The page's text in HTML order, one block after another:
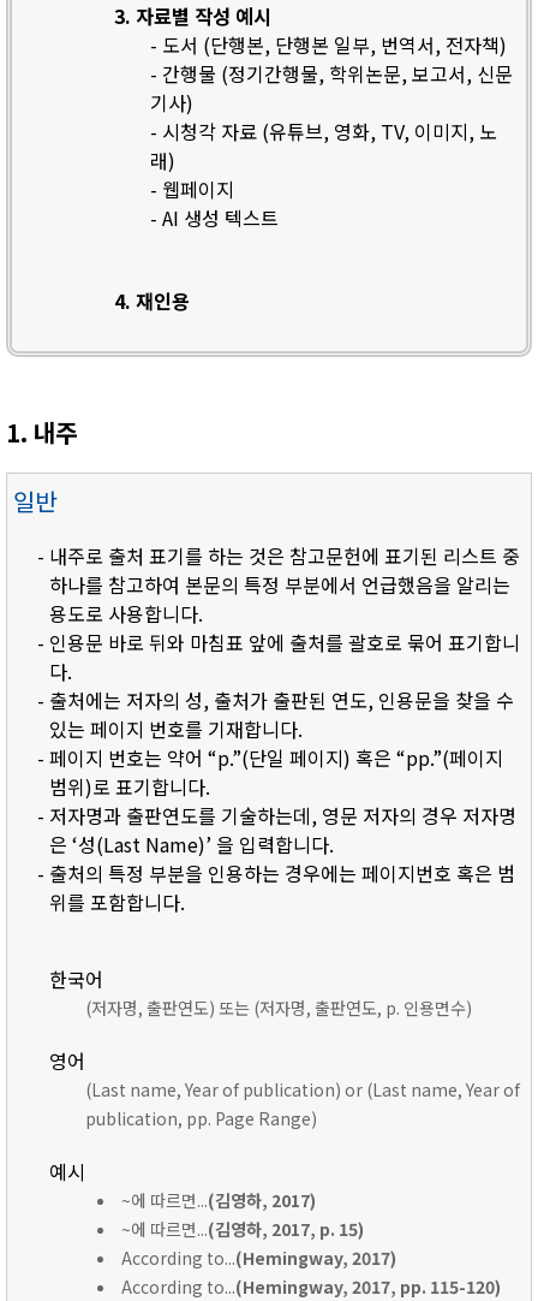
3. 자료별 작성 예시
- 도서 (단행본, 단행본 일부, 번역서, 전자책)
- 간행물 (정기간행물, 학위논문, 보고서, 신문
기사)
- 시청각 자료 (유튜브, 영화, TV, 이미지, 노
래)
- 웹페이지
- AI 생성 텍스트
4. 재인용
1. 내주
일반
- 내주로 출처 표기를 하는 것은 참고문헌에 표기된 리스트 중
하나를 참고하여 본문의 특정 부분에서 언급했음을 알리는
용도로 사용합니다.
- 인용문 바로 뒤와 마침표 앞에 출처를 괄호로 묶어 표기합니
다.
- 출처에는 저자의 성, 출처가 출판된 연도, 인용문을 찾을 수
있는 페이지 번호를 기재합니다.
- 페이지 번호는 약어 “p.”(단일 페이지) 혹은 “pp.”(페이지
범위)로 표기합니다.
- 저자명과 출판연도를 기술하는데, 영문 저자의 경우 저자명
은 ‘성(Last Name)’ 을 입력합니다.
- 출처의 특정 부분을 인용하는 경우에는 페이지번호 혹은 범
위를 포함합니다.
한국어
(저자명, 출판연도) 또는 (저자명, 출판연도, p. 인용면수)
영어
(Last name, Year of publication) or (Last name, Year of
publication, pp. Page Range)
예시
~에 따르면...(김영하, 2017)
~에 따르면...(김영하, 2017, p. 15)
According to...(Hemingway, 2017)
According to...(Hemingway, 2017, pp. 115-120)